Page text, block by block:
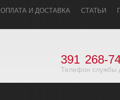
ОПЛАТА И ДОСТАВКА СТАТЬИ
391 268-
Телефон службы